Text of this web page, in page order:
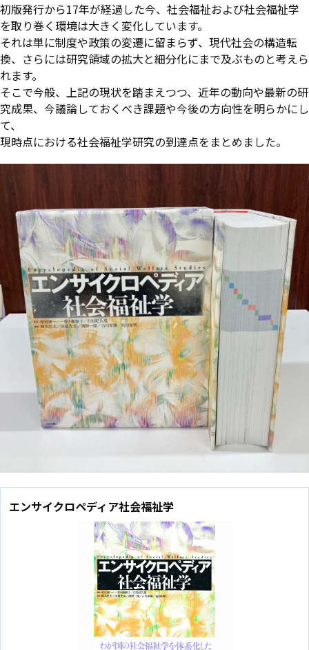
初版発行から17年が経過した今、社会福祉および社会福祉学
を取り巻く環境は大きく変化しています。
それは単に制度や政策の変遷に留まらず、現代社会の構造転
換、さらには研究領域の拡大と細分化にまで及ぶものと考えら
れます。
そこで今般、上記の現状を踏まえつつ、近年の動向や最新の研
究成果、今議論しておくべき課題や今後の方向性を明らかにし
て、
現時点における社会福祉学研究の到達点をまとめました。
エンサイクロペディア社会福祉学